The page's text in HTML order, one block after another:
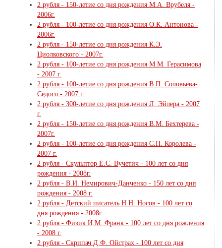
2 рубля - 150-летие со дня рождения М.А. Врубеля -
2006г.
2 рубля - 100-летие со дня рождения О.К. Антонова -
2006г.
2 рубля - 150-летие со дня рождения К.Э.
Циолковского - 2007г.
2 рубля - 100-летие со дня рождения М.М. Герасимова
- 2007 г.
2 рубля - 100-летие со дня рождения В.П. Соловьева-
Седого - 2007 г.
2 рубля - 300-летие со дня рождения Л. Эйлера - 2007
г.
2 рубля - 150-летие со дня рождения В.М. Бехтерева -
2007г.
2 рубля - 100-летие со дня рождения С.П. Королева -
2007 г.
2 рубля - Скульптор Е.С. Вучетич - 100 лет со дня
рождения - 2008г.
2 рубля - В.И. Немирович-Данченко - 150 лет со дня
рождения - 2008 г.
2 рубля - Детский писатель Н.Н. Носов - 100 лет со
дня рождения - 2008г.
2 рубля - Физик И.М. Франк - 100 лет со дня рождения
- 2008 г.
2 рубля - Скрипач Д.Ф. Ойстрах - 100 лет со дня